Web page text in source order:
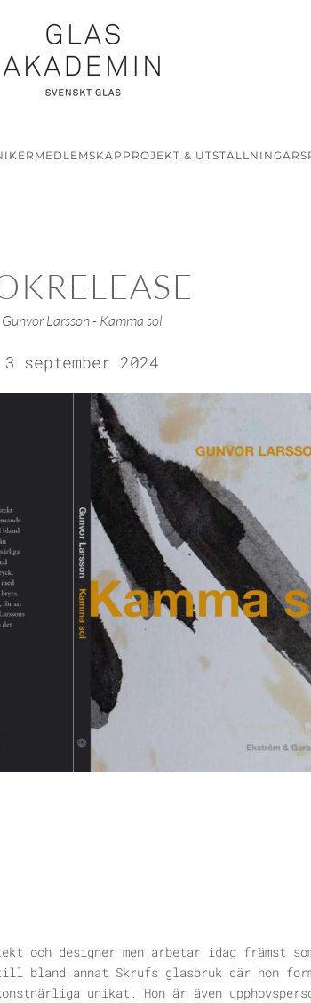
MEDLEMSKAP PROJEKT & UTSTÄLLNINGAR
Gunvor Larsson - Kamma sol
3 september 2024
och designer men arbetar idag främst
bland annat Skrufs glasbruk där hon
unikat. Hon är även